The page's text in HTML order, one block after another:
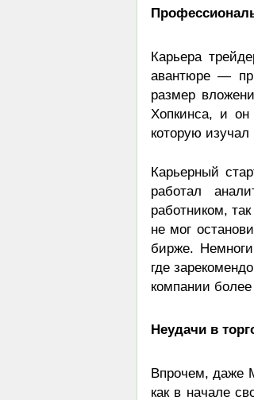
Карьера
авантюре —
размер
Хопкинса, и
которую
Карьерный
работал
работником,
не мог
бирже.
где
компании
Неудачи в
Впрочем, даже
как в начале